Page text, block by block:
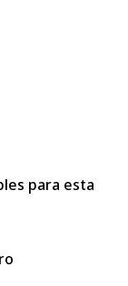
para esta